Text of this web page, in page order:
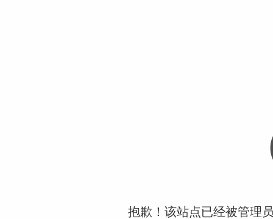
抱歉！该站点已经被管理